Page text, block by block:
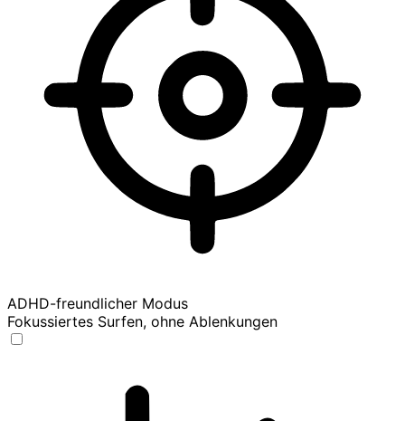
ADHD-freundlicher Modus
Fokussiertes Surfen, ohne Ablenkungen